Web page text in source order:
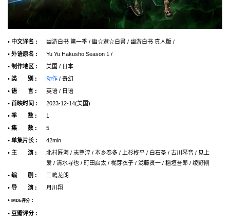
• 中文译名 :
幽游白书 第一季 / 幽☆遊☆白書 / 幽游白书 真人版 /
• 外语原名 :
Yu Yu Hakusho Season 1 /
• 制作地区 :
美国 / 日本
• 类 别 :
动作 / 奇幻
• 语 言 :
英语 / 日语
• 首映时间 :
2023-12-14(美国)
• 季 数 :
1
• 集 数 :
5
• 单集片长 :
42min
• 主 演 :
北村匠海 / 志尊淳 / 本乡奏多 / 上杉柊平 / 白石圣 / 古川琴音 / 见上
爱 / 清水寻也 / 町田启太 / 梶芽衣子 / 泷藤贤一 / 稻垣吾郎 / 绫野刚
• 编 剧 :
三嶋龙朗
• 导 演 :
月川翔
•
IMDb评分 :
• 豆瓣评分 :